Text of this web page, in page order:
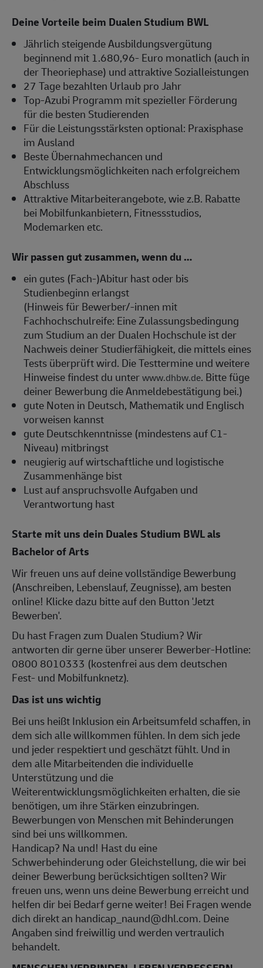
Deine Vorteile beim Dualen Studium BWL
Jährlich steigende Ausbildungsvergütung
beginnend mit 1.680,96- Euro monatlich (auch in
der Theoriephase) und attraktive Sozialleistungen
27 Tage bezahlten Urlaub pro Jahr
Top-Azubi Programm mit spezieller Förderung
für die besten Studierenden
Für die Leistungsstärksten optional: Praxisphase
im Ausland
Beste Übernahmechancen und
Entwicklungsmöglichkeiten nach erfolgreichem
Abschluss
Attraktive Mitarbeiterangebote, wie z.B. Rabatte
bei Mobilfunkanbietern, Fitnessstudios,
Modemarken etc.
Wir passen gut zusammen, wenn du …
ein gutes (Fach-)Abitur hast oder bis
Studienbeginn erlangst
(Hinweis für Bewerber/-innen mit
Fachhochschulreife: Eine Zulassungsbedingung
zum Studium an der Dualen Hochschule ist der
Nachweis deiner Studierfähigkeit, die mittels eines
Tests überprüft wird. Die Testtermine und weitere
Hinweise findest du unterwww.dhbw.de. Bitte füge
deiner Bewerbung die Anmeldebestätigung bei.)
gute Noten in Deutsch, Mathematik und Englisch
vorweisen kannst
gute Deutschkenntnisse (mindestens auf C1-
Niveau) mitbringst
neugierig auf wirtschaftliche und logistische
Zusammenhänge bist
Lust auf anspruchsvolle Aufgaben und
Verantwortung hast
Starte mit uns dein Duales Studium BWL als
Bachelor of Arts
Wir freuen uns auf deine vollständige Bewerbung
(Anschreiben, Lebenslauf, Zeugnisse), am besten
online! Klicke dazu bitte auf den Button 'Jetzt
Bewerben'.
Du hast Fragen zum Dualen Studium? Wir
antworten dir gerne über unserer Bewerber-Hotline:
0800 8010333 (kostenfrei aus dem deutschen
Fest- und Mobilfunknetz).
Das ist uns wichtig
Bei uns heißt Inklusion ein Arbeitsumfeld schaffen, in
dem sich alle willkommen fühlen. In dem sich jede
und jeder respektiert und geschätzt fühlt. Und in
dem alle Mitarbeitenden die individuelle
Unterstützung und die
Weiterentwicklungsmöglichkeiten erhalten, die sie
benötigen, um ihre Stärken einzubringen.
Bewerbungen von Menschen mit Behinderungen
sind bei uns willkommen.
Handicap? Na und! Hast du eine
Schwerbehinderung oder Gleichstellung, die wir bei
deiner Bewerbung berücksichtigen sollten? Wir
freuen uns, wenn uns deine Bewerbung erreicht und
helfen dir bei Bedarf gerne weiter! Bei Fragen wende
dich direkt an handicap_naund@dhl.com. Deine
Angaben sind freiwillig und werden vertraulich
behandelt.